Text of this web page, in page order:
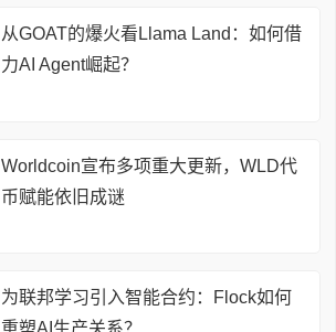
从GOAT的爆火看Llama Land：如何借
力AI Agent崛起？
Worldcoin宣布多项重大更新，WLD代
币赋能依旧成谜
为联邦学习引入智能合约：Flock如何
重塑AI生产关系？